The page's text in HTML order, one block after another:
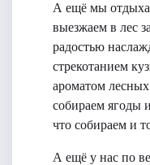
А ещё мы
выезжаем в лес
радостью
стрекотанием
ароматом
собираем ягоды
что собираем и
А ещё у нас по